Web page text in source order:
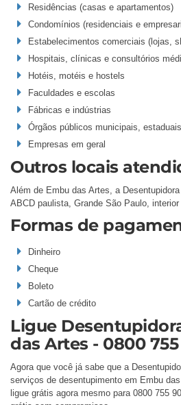
Residências (casas e apartamentos)
Condomínios (residenciais e
Estabelecimentos comerciais (lojas,
Hospitais, clínicas e consultórios
Hotéis, motéis e hostels
Faculdades e escolas
Fábricas e indústrias
Órgãos públicos municipais,
Empresas em geral
Outros locais
Além de Embu das Artes, a
ABCD paulista, Grande São Paulo,
Formas de
Dinheiro
Cheque
Boleto
Cartão de crédito
Ligue
das Artes - 0800
Agora que você já sabe que a
serviços de desentupimento em Embu
ligue grátis agora mesmo para 0800 755